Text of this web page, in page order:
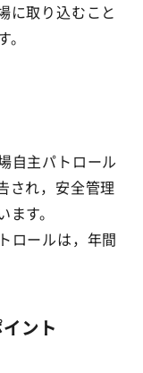
に取り込むこと
自主パトロール
され，安全管理
す。
ロールは，年間
ント